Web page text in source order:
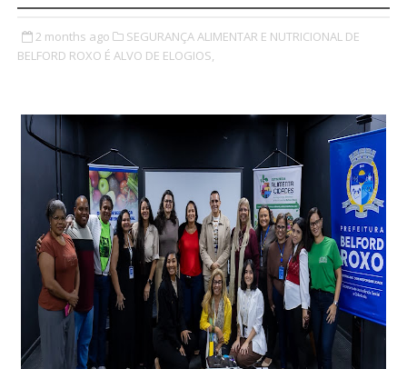
2 months ago
SEGURANÇA ALIMENTAR E NUTRICIONAL DE
BELFORD ROXO É ALVO DE ELOGIOS,